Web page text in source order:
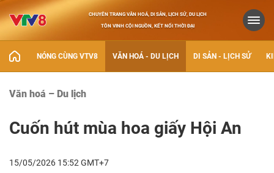
CHUYÊN TRANG VĂN HOÁ, DI SẢN, LỊCH SỬ, DU LỊCH
TÔN VINH CỘI NGUỒN, KẾT NỐI THỜI ĐẠI
NÓNG CÙNG VTV8 VĂN HOÁ - DU LỊCH DI SẢN - LỊCH SỬ
Văn hoá – Du lịch
Cuốn hút mùa hoa giấy Hội An
15/05/2026 15:52 GMT+7